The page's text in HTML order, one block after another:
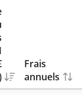
Frais
annuels